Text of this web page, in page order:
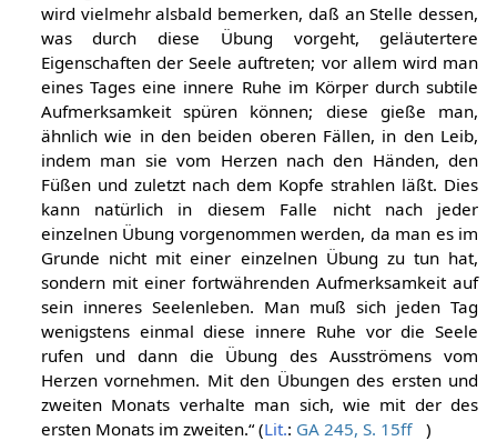
wird vielmehr alsbald bemerken, daß an Stelle dessen,
was durch diese Übung vorgeht, geläutertere
Eigenschaften der Seele auftreten; vor allem wird man
eines Tages eine innere Ruhe im Körper durch subtile
Aufmerksamkeit spüren können; diese gieße man,
ähnlich wie in den beiden oberen Fällen, in den Leib,
indem man sie vom Herzen nach den Händen, den
Füßen und zuletzt nach dem Kopfe strahlen läßt. Dies
kann natürlich in diesem Falle nicht nach jeder
einzelnen Übung vorgenommen werden, da man es im
Grunde nicht mit einer einzelnen Übung zu tun hat,
sondern mit einer fortwährenden Aufmerksamkeit auf
sein inneres Seelenleben. Man muß sich jeden Tag
wenigstens einmal diese innere Ruhe vor die Seele
rufen und dann die Übung des Ausströmens vom
Herzen vornehmen. Mit den Übungen des ersten und
zweiten Monats verhalte man sich, wie mit der des
ersten Monats im zweiten.“ (Lit.: GA 245, S. 15ff
)